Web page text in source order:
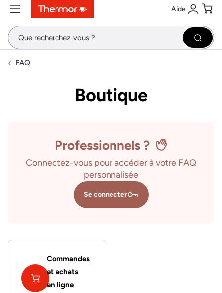
ContenuMenuRecherche Aide
Se
FAQ
Boutique
Professionnels ?
Connectez-vous pour accéder à votre FAQ
personnalisée
Se connecter
Commandes
et achats
en ligne